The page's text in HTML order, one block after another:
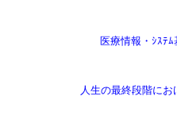
医療情報・ｼｽﾃ
人生の最終段階に